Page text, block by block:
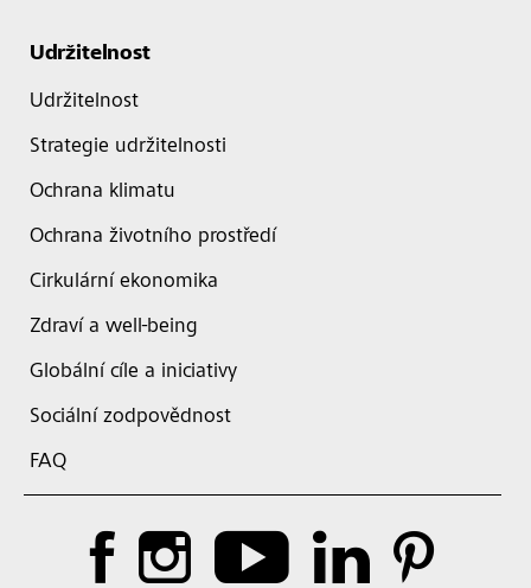
Udržitelnost
Udržitelnost
Strategie udržitelnosti
Ochrana klimatu
Ochrana životního prostředí
Cirkulární ekonomika
Zdraví a well-being
Globální cíle a iniciativy
Sociální zodpovědnost
FAQ